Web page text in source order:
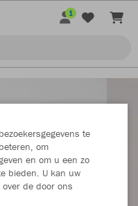
1
te
om
en om u een zo
bieden. U kan uw
de door ons